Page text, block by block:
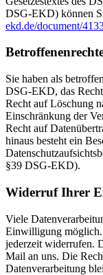
DSG-EKD) können
ekd.de/document/
Sie haben als
DSG-EKD, das
Recht auf Löschung
Einschränkung der
Recht auf
hinaus besteht ein
§39 DSG-EKD).
Widerruf Ihrer
Viele
Einwilligung möglich.
jederzeit widerrufen.
Mail an uns. Die
Datenverarbeitung